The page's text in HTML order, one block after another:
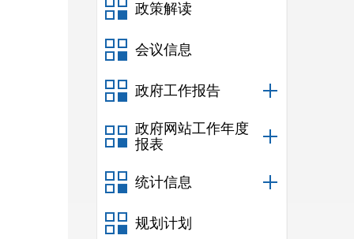
政策解读
会议信息
政府工作报告
政府网站工作年度
报表
统计信息
规划计划